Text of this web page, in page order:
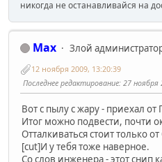
никогда не останавливайся на
Max
Злой
12 ноября 2009, 13:20:39
Последнее редактирование: 27 ноября
Вот с пылу с жару - приехал от
Итог можно подвести, почти
Отталкиваться стоит только
[cut]И у тебя тоже наверное.
Со слов инженера - этот снип